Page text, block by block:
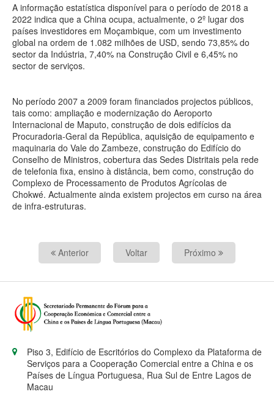
A informação estatística disponível para o período de 2018 a
2022 indica que a China ocupa, actualmente, o 2º lugar dos
países investidores em Moçambique, com um investimento
global na ordem de 1.082 milhões de USD, sendo 73,85% do
sector da Indústria, 7,40% na Construção Civil e 6,45% no
sector de serviços.
No período 2007 a 2009 foram financiados projectos públicos,
tais como: ampliação e modernização do Aeroporto
Internacional de Maputo, construção de dois edifícios da
Procuradoria-Geral da República, aquisição de equipamento e
maquinaria do Vale do Zambeze, construção do Edifício do
Conselho de Ministros, cobertura das Sedes Distritais pela rede
de telefonia fixa, ensino à distância, bem como, construção do
Complexo de Processamento de Produtos Agrícolas de
Chokwé. Actualmente ainda existem projectos em curso na área
de infra-estruturas.
Anterior Voltar Próximo
Piso 3, Edifício de Escritórios do Complexo da Plataforma de
Serviços para a Cooperação Comercial entre a China e os
Países de Língua Portuguesa, Rua Sul de Entre Lagos de
Macau